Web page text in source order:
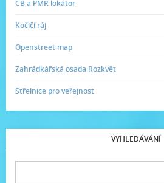
CB a PMR lokátor
Kočičí ráj
Openstreet map
Zahrádkářská osada Rozkvět
Střelnice pro veřejnost
VYHLEDÁVÁNÍ